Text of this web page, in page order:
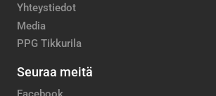
Yhteystiedot
Media
PPG Tikkurila
Seuraa meitä